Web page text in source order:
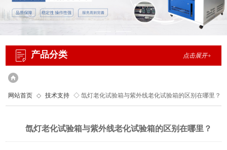
产品分类 点击展开+
网站首页 ◇ 技术支持 ◇ 氙灯老化试验箱与紫外线老化试验箱的区别在哪里？
氙灯老化试验箱与紫外线老化试验箱的区别在哪里？